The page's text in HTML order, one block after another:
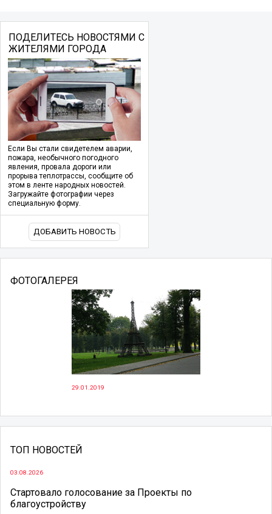
ПОДЕЛИТЕСЬ НОВОСТЯМИ С
ЖИТЕЛЯМИ ГОРОДА
Если Вы стали свидетелем аварии,
пожара, необычного погодного
явления, провала дороги или
прорыва теплотрассы, сообщите об
этом в ленте народных новостей.
Загружайте фотографии через
специальную форму.
ДОБАВИТЬ НОВОСТЬ
ФОТОГАЛЕРЕЯ
29.01.2019
ТОП НОВОСТЕЙ
03.08.2026
Стартовало голосование за Проекты по
благоустройству